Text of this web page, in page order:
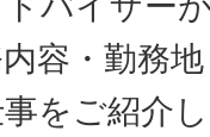
容・勤務
をご紹介